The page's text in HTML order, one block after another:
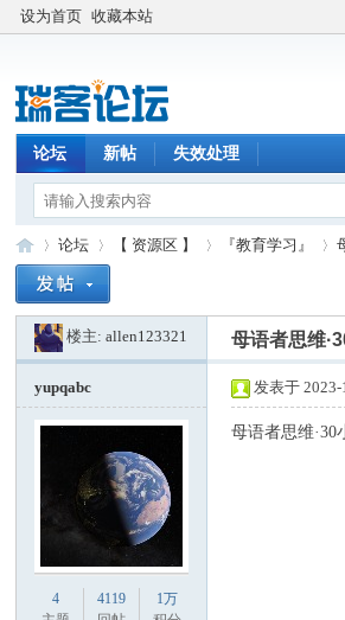
设为首页 收藏本站
论坛 新帖 失效处理
»
论坛
›
【 资源区 】 『教育学习』
›
楼主:allen123321 母语者思维
yupqabc
4
4119
1万
发表于 2023-
母语者思维·30